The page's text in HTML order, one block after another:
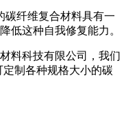
碳纤维复合材料具有一
低这种自我修复能力。
料科技有限公司，我们
定制各种规格大小的碳